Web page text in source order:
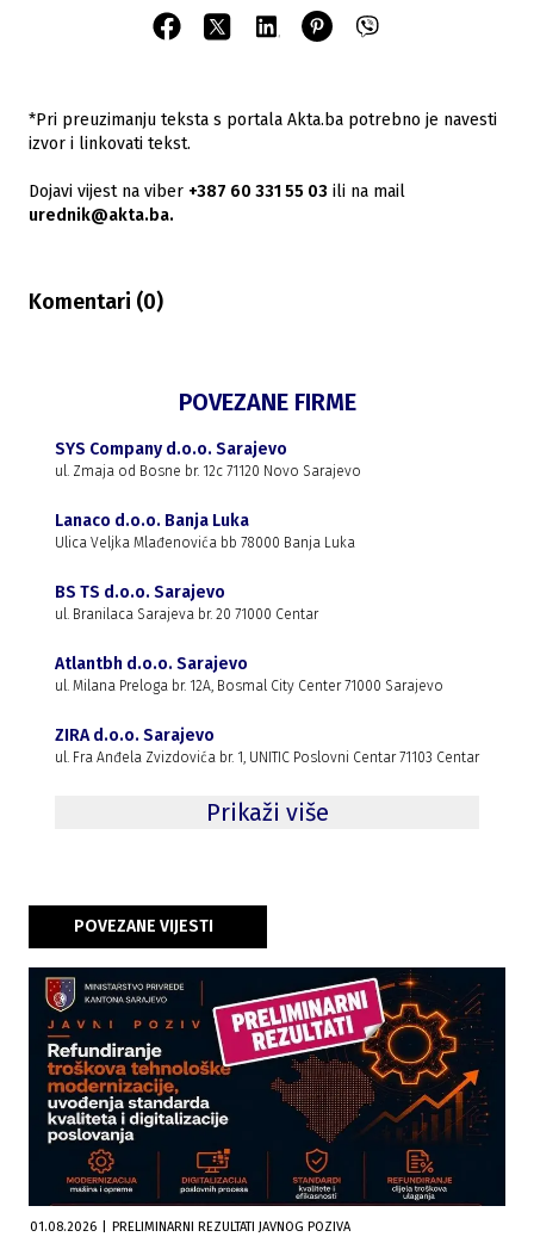
*Pri preuzimanju teksta s portala Akta.ba potrebno je navesti
izvor i linkovati tekst.
Dojavi vijest na viber +387 60 331 55 03 ili na mail
urednik@akta.ba.
Komentari (0)
POVEZANE FIRME
SYS Company d.o.o. Sarajevo
ul. Zmaja od Bosne br. 12c 71120 Novo Sarajevo
Lanaco d.o.o. Banja Luka
Ulica Veljka Mlađenovića bb 78000 Banja Luka
BS TS d.o.o. Sarajevo
ul. Branilaca Sarajeva br. 20 71000 Centar
Atlantbh d.o.o. Sarajevo
ul. Milana Preloga br. 12A, Bosmal City Center 71000 Sarajevo
ZIRA d.o.o. Sarajevo
ul. Fra Anđela Zvizdovića br. 1, UNITIC Poslovni Centar 71103 Centar
Prikaži više
POVEZANE VIJESTI
01.08.2026 PRELIMINARNI REZULTATI JAVNOG POZIVA